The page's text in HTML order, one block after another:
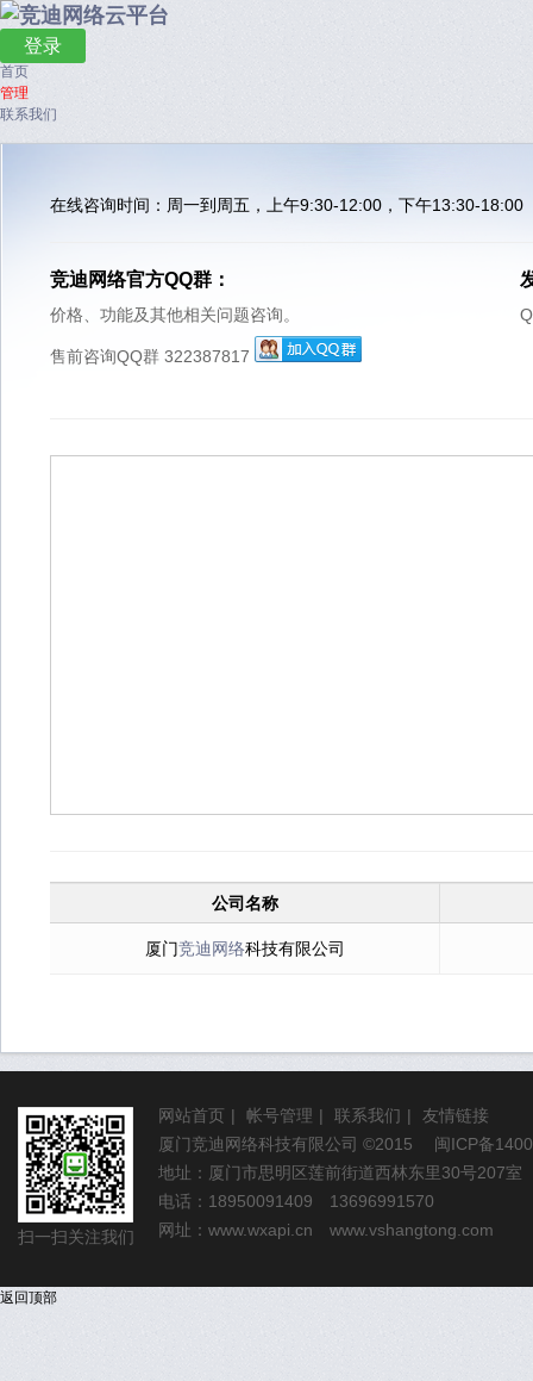
登录
首页
管理
联系我们
在线咨询时间：周一到周五，上午9:30-12:00，下午13:30-18:00
竞迪网络官方QQ群：
价格、功能及其他相关问题咨询。
售前咨询QQ群 322387817
公司名称
厦门竞迪网络科技有限公司
扫一扫关注我们
网站首页 | 帐号管理 | 联系我们 |
友情链接
厦门竞迪网络科技有限公司 ©2015 闽ICP备
地址：厦门市思明区莲前街道西林东里30号207室
电话：18950091409 13696991570
网址： www.wxapi.cn www.vshangtong.com
返回顶部